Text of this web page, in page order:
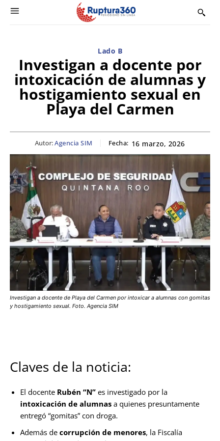
Lado B
Investigan a docente por
intoxicación de alumnas y
hostigamiento sexual en
Playa del Carmen
Autor:Agencia SIM Fecha: 16 marzo, 2026
Investigan a docente de Playa del Carmen por intoxicar a alumnas con gomitas
y hostigamiento sexual. Foto. Agencia SIM
Claves de la noticia:
El docente Rubén “N” es investigado por la
intoxicación de alumnas a quienes presuntamente
entregó “gomitas” con droga.
Además de corrupción de menores, la Fiscalía